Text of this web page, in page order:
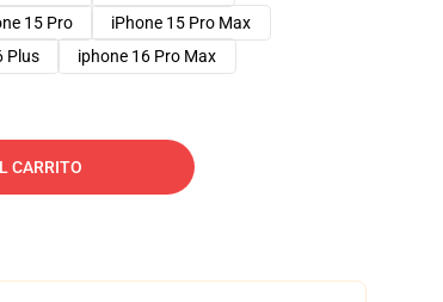
15 Pro
iPhone 15 Pro Max
Plus iphone 16 Pro Max
CARRITO